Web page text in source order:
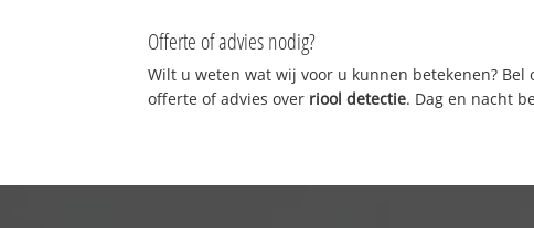
Offerte of advies nodig?
Wilt u weten wat wij voor u kunnen betekenen?
offerte of advies over riool detectie. Dag en nacht